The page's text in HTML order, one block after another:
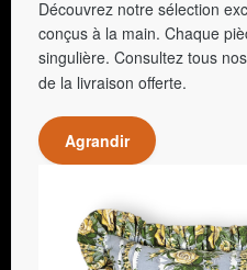
Découvrez notre sélection
conçus à la main. Chaque
singulière. Consultez tous nos
de la livraison offerte.
Agrandir